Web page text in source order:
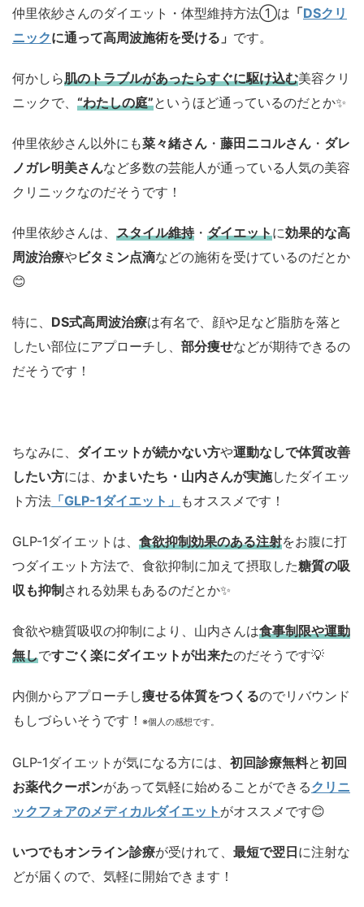
仲里依紗さんのダイエット・体型維持方法①は 「DSクリ
ニックに通って高周波施術を受ける」 です。
何かしら肌のトラブルがあったらすぐに駆け込む美容クリ
ニックで、 “わたしの庭”というほど通っているのだとか✨
仲里依紗さん以外にも菜々緒さん ・ 藤田ニコルさん ・ ダレ
ノガレ明美さんなど多数の芸能人が通っている人気の美容
クリニックなのだそうです！
仲里依紗さんは、 スタイル維持・ ダイエットに効果的な高
周波治療やビタミン点滴などの施術を受けているのだとか
😊
特に、 DS式高周波治療は有名で、顔や足など脂肪を落と
したい部位にアプローチし、 部分痩せなどが期待できるの
だそうです！
ちなみに、 ダイエットが続かない方や運動なしで体質改善
したい方には、 かまいたち・山内さんが実施したダイエッ
ト方法 「GLP-1ダイエット」 もオススメです！
GLP-1ダイエットは、 食欲抑制効果のある注射をお腹に打
つダイエット方法で、食欲抑制に加えて摂取した糖質の吸
収も抑制される効果もあるのだとか✨
食欲や糖質吸収の抑制により、山内さんは食事制限や運動
無しですごく楽にダイエットが出来たのだそうです💡
内側からアプローチし痩せる体質をつくるのでリバウンド
もしづらいそうです！ ※個人の感想です。
GLP-1ダイエットが気になる方には、 初回診療無料と初回
お薬代クーポンがあって気軽に始めることができるクリニ
ックフォアのメディカルダイエット がオススメです😊
いつでもオンライン診療が受けれて、 最短で翌日に注射な
どが届くので、気軽に開始できます！